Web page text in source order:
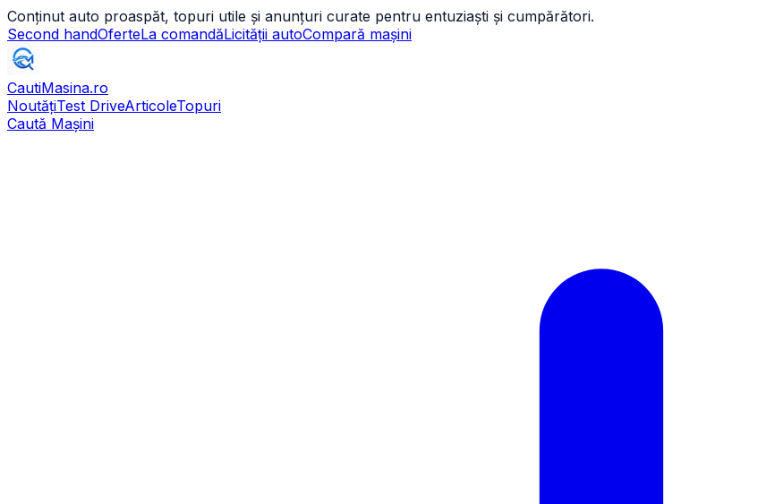
Conținut auto proaspăt, topuri utile și anunțuri curate pentru entuziaști și cumpărători.
Second handOferteLa comandăLicității autoCompară mașini
CautiMasina.ro
NoutățiTest DriveArticoleTopuri
Caută Mașini